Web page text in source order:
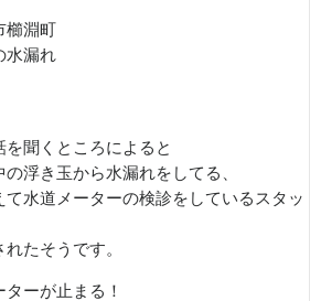
櫛淵町
水漏れ
聞くところによると
浮き玉から水漏れをしてる、
水道メーターの検診をしているスタッ
たそうです。
ーが止まる！